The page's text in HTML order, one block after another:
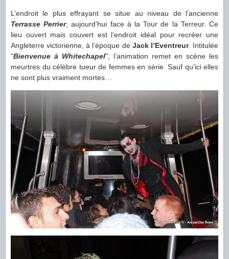
L’endroit le plus effrayant se situe au niveau de l’ancienne
Terrasse Perrier, aujourd’hui face à la Tour de la Terreur. Ce
lieu ouvert mais couvert est l’endroit idéal pour recréer une
Angleterre victorienne, à l’époque de Jack l’Eventreur. Intitulée
"Bienvenue à Whitechapel", l’animation remet en scène les
meurtres du célèbre tueur de femmes en série. Sauf qu’ici elles
ne sont plus vraiment mortes…